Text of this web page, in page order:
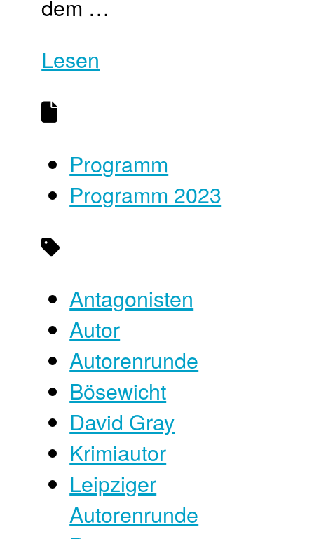
dem …
Lesen
Programm
Programm 2023
Antagonisten
Autor
Autorenrunde
Bösewicht
David Gray
Krimiautor
Leipziger
Autorenrunde